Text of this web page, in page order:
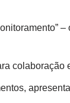
colaboração